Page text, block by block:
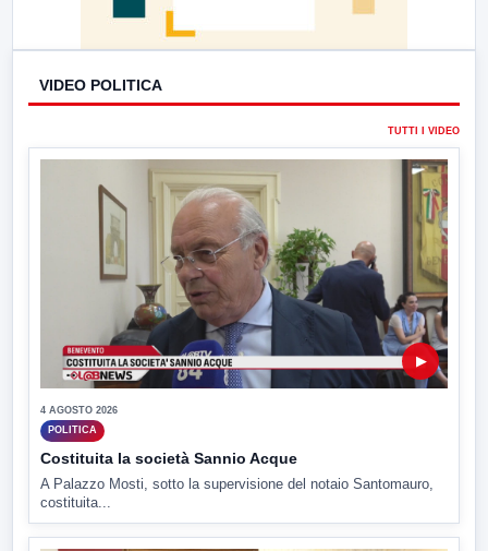
VIDEO POLITICA
TUTTI I VIDEO
▶
4 AGOSTO 2026
POLITICA
Costituita la società Sannio Acque
A Palazzo Mosti, sotto la supervisione del notaio Santomauro,
costituita...